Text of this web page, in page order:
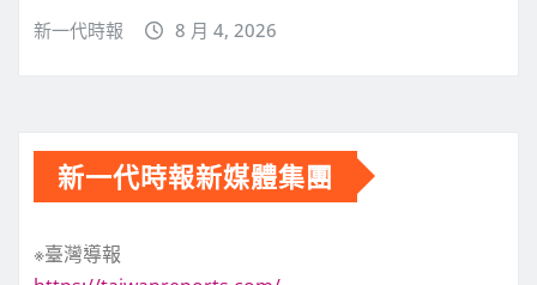
新一代時報 8 月 4, 2026
新一代時報新媒體集團
※臺灣導報